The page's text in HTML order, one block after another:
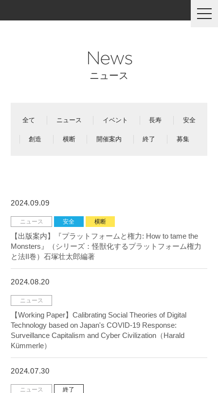
News
ニュース
全て ニュース イベント 長寿 安全
創造 横断 開催案内 終了 募集
2024.09.09
ニュース 安全 横断
【出版案内】『プラットフォームと権力: How to tame the
Monsters』（シリーズ：怪獣化するプラットフォーム権力
と法II巻）石塚壮太郎編著
2024.08.20
ニュース
【Working Paper】Calibrating Social Theories of Digital
Technology based on Japan's COVID-19 Response:
Surveillance Capitalism and Cyber Civilization（Harald
Kümmerle）
2024.07.30
ニュース 終了